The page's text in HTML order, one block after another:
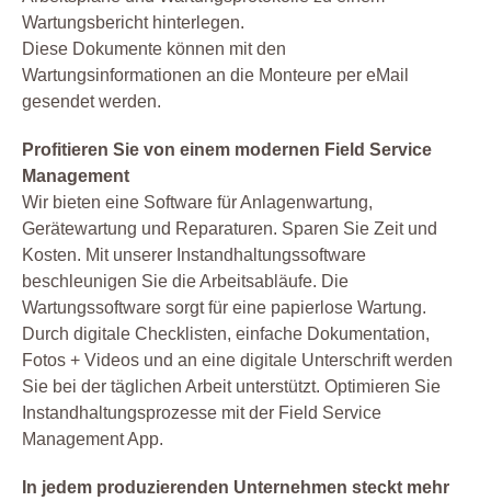
Wartungsbericht hinterlegen.
Diese Dokumente können mit den
Wartungsinformationen an die Monteure per eMail
gesendet werden.
Profitieren Sie von einem modernen Field Service
Management
Wir bieten eine Software für Anlagenwartung,
Gerätewartung und Reparaturen. Sparen Sie Zeit und
Kosten. Mit unserer Instandhaltungssoftware
beschleunigen Sie die Arbeitsabläufe. Die
Wartungssoftware sorgt für eine papierlose Wartung.
Durch digitale Checklisten, einfache Dokumentation,
Fotos + Videos und an eine digitale Unterschrift werden
Sie bei der täglichen Arbeit unterstützt. Optimieren Sie
Instandhaltungsprozesse mit der Field Service
Management App.
In jedem produzierenden Unternehmen steckt mehr